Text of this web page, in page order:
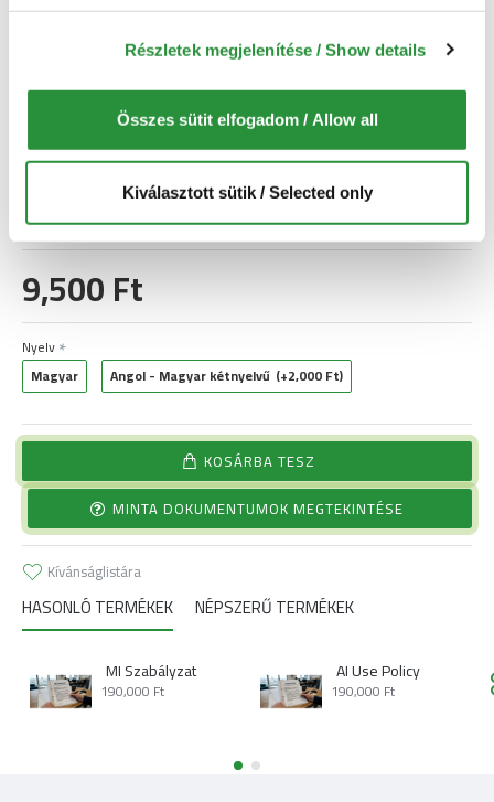
Részletek megjelenítése / Show details
Összes sütit elfogadom / Allow all
Kiválasztott sütik / Selected only
Azonnal letölthető
dokumentum kitöltésével kapcsolatban, a vásárlás kódjával hívhat
minket telefonon vagy írhat nekünk e-mailt a Kapcsolat menüpont
alatt található elérhetőségeinkre és kollégáink lehetőség szerint
azonnal vagy rövid (legfeljebb 1 munkanapos) határidővel segítenek
9,500 Ft
Nyelv
Magyar
Angol - Magyar kétnyelvű (+2,000 Ft)
KOSÁRBA TESZ
MINTA DOKUMENTUMOK MEGTEKINTÉSE
Kívánságlistára
HASONLÓ TERMÉKEK NÉPSZERŰ TERMÉKEK
MI Szabályzat
190,000 Ft
AI Use Policy
190,000 Ft